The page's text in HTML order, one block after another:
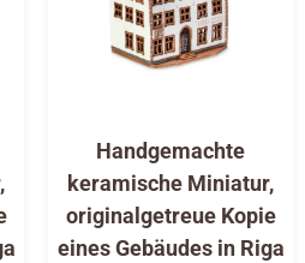
Handgemachte
keramische Miniatur,
originalgetreue Kopie
eines Gebäudes in Riga